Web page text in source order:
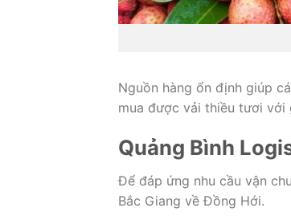
Nguồn hàng ổn định giúp
mua được vải thiều tươi với
Quảng Bình
Để đáp ứng nhu cầu vận
Bắc Giang về Đồng Hới.